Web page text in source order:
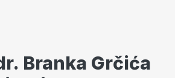
Branka Grčića